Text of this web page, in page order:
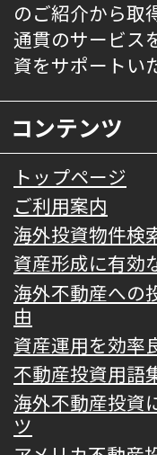
のご紹介から取
通貫のサービス
資をサポートい
コンテンツ
トップページ
ご利用案内
海外投資物件検
資産形成に有効
海外不動産への
由
資産運用を効率
不動産投資用語
海外不動産投資
ツ